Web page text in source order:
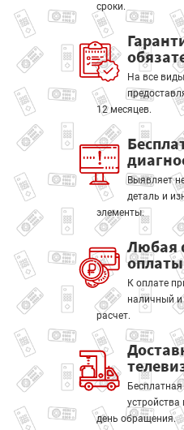
сроки.
На все
12 месяцев.
Выявляет
деталь и
элементы.
Любая
оплаты
К оплате
наличный
расчет.
день обращения.